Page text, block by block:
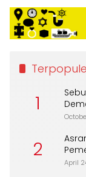
1
2
DPA
April